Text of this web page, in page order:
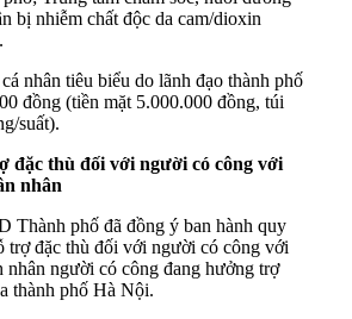
bị nhiễm chất độc da cam/dioxin
nhân tiêu biểu do lãnh đạo thành phố
đồng (tiền mặt 5.000.000 đồng, túi
suất).
đặc thù đối với người có công với
nhân
Thành phố đã đồng ý ban hành quy
trợ đặc thù đối với người có công với
nhân người có công đang hưởng trợ
thành phố Hà Nội.